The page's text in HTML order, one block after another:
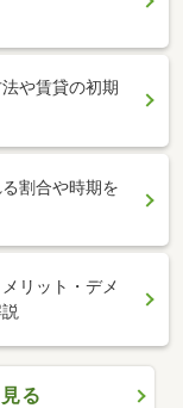
や賃貸の初期
割合や時期を
リット・デメ
る